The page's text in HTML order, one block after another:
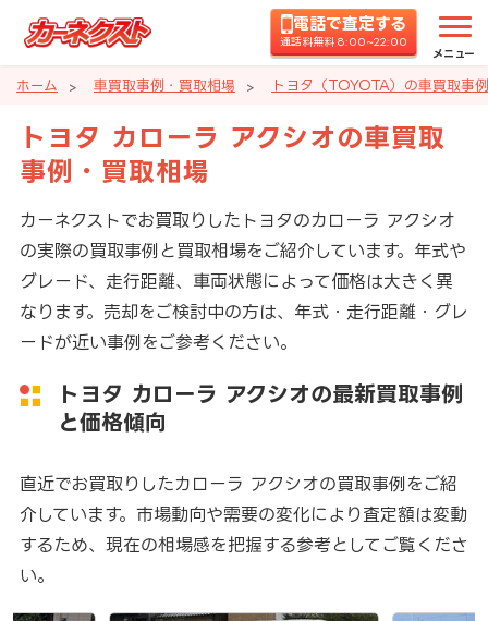
電話で査定する
通話料無料 8:00~22:00
メニュー
ホーム 車買取事例・買取相場 トヨタ（TOYOTA）の車買取事
トヨタ カローラ アクシオの車買取
事例・買取相場
カーネクストでお買取りしたトヨタのカローラ アクシオ
の実際の買取事例と買取相場をご紹介しています。年式や
グレード、走行距離、車両状態によって価格は大きく異
なります。売却をご検討中の方は、年式・走行距離・グレ
ードが近い事例をご参考ください。
トヨタ カローラ アクシオの最新買取事例
と価格傾向
直近でお買取りしたカローラ アクシオの買取事例をご紹
介しています。市場動向や需要の変化により査定額は変動
するため、現在の相場感を把握する参考としてご覧くださ
い。